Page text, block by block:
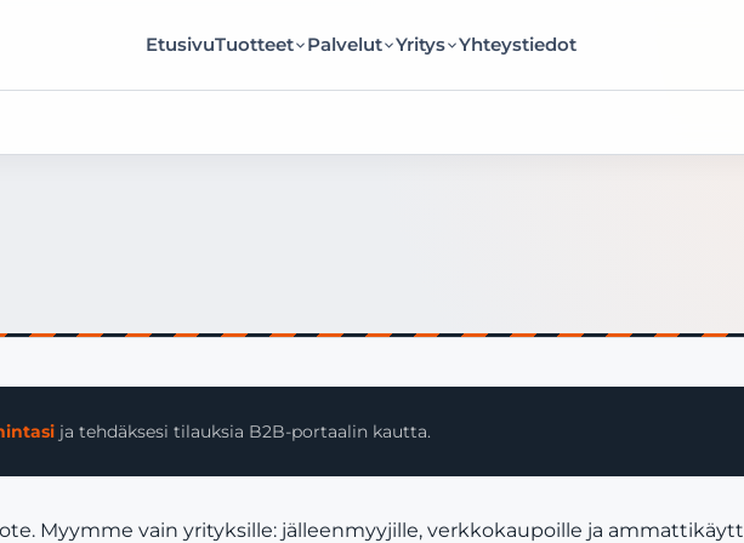
EtusivuTuotteet Palvelut Yritys Yhteystiedot
ja tehdäksesi tilauksia B2B-portaalin kautta.
Myymme vain yrityksille: jälleenmyyjille, verkkokaupoille ja